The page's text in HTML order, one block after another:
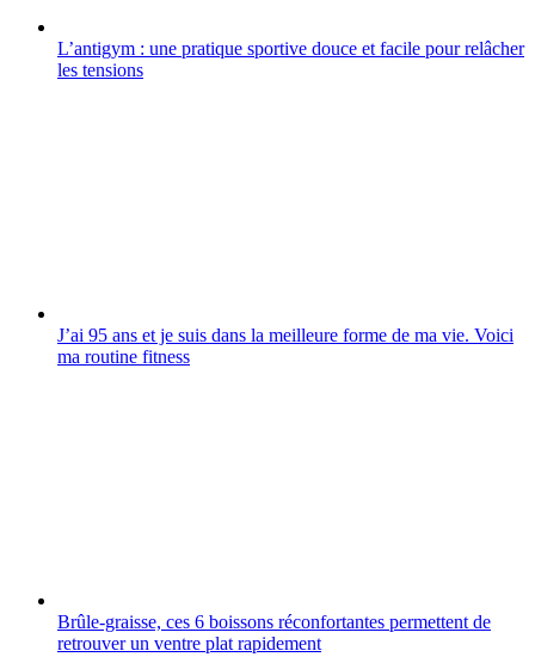
L’antigym : une pratique sportive douce et facile pour relâcher
les tensions
J’ai 95 ans et je suis dans la meilleure forme de ma vie. Voici
ma routine fitness
Brûle-graisse, ces 6 boissons réconfortantes permettent de
retrouver un ventre plat rapidement